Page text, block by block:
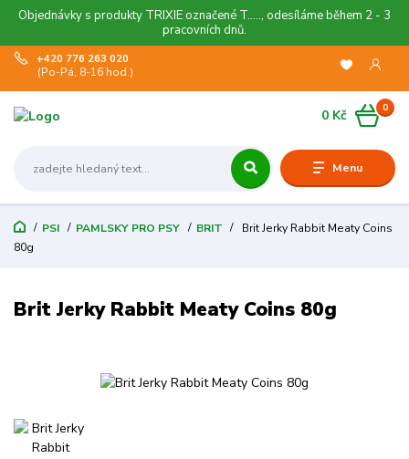
Objednávky s produkty TRIXIE označené T....., odesíláme během 2 - 3
pracovních dnů.
Menu
+420 776 263 020
(Po-Pá, 8-16 hod.)
0
0 Kč
PSI PAMLSKY PRO PSY BRIT
Brit Jerky Rabbit Meaty Coins
80g
Brit Jerky Rabbit Meaty Coins 80g